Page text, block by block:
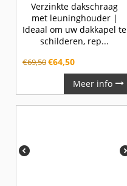
Verzinkte dakschraag
met leuninghouder |
Ideaal om uw dakkapel te
schilderen, rep...
€69,50€64,50
Meer info